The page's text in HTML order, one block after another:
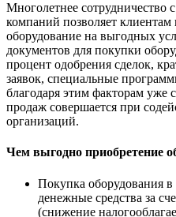
Многолетнее сотрудничество
компаний позволяет клиентам
оборудование на выгодных
документов для покупки
процент одобрения сделок,
заявок, специальные
благодаря этим факторам уже
продаж совершается при
организаций.
Чем выгодно приобретение
Покупка оборудования
денежные средства за
(снижение